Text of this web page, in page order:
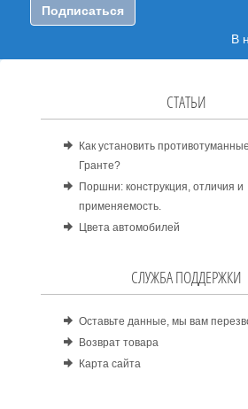
Подписаться
В
СТАТЬИ
Как установить
Гранте?
Поршни: конструкция, отличия и
применяемость.
Цвета автомобилей
СЛУЖБА ПОДДЕРЖКИ
Оставьте данные, мы вам
Возврат товара
Карта сайта